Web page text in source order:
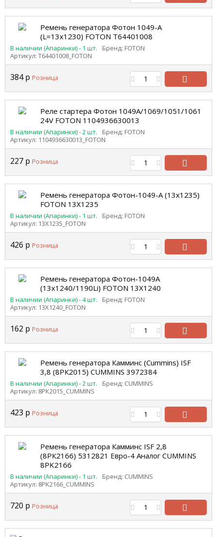
В
Ремень генератора Фотон 1049-А
(L=13х1230) FOTON Т64401008
В наличии (Апаринки) - 1 шт.
Бренд: FOTON
Артикул: Т64401008_FOTON
384р Розница
В
корзину
Реле стартера Фотон 1049А/1069/1051/1061
24V FOTON 1104936630013
В наличии (Апаринки) - 2 шт.
Бренд: FOTON
Артикул: 1104936630013_FOTON
227 р Розница
В
корзину
Ремень генератора Фотон-1049-А (13х1235)
FOTON 13Х1235
В наличии (Апаринки) - 1 шт.
Бренд: FOTON
Артикул: 13Х1235_FOTON
426 р Розница
В
Ремень генератора Фотон-1049А
(13х1240/1190Li) FOTON 13Х1240
В наличии (Апаринки) - 4 шт.
Бренд: FOTON
Артикул: 13Х1240_FOTON
162 р Розница
В
корзину
Ремень генератора Камминс (Cummins) ISF
3,8 (8РК2015) CUMMINS 3972384
В наличии (Апаринки) - 2 шт.
Бренд: CUMMINS
Артикул: 8РК2015_CUMMINS
423 р Розница
В
Ремень генератора Камминс ISF 2,8
(8РК2166) 5312821 Евро-4 Аналог CUMMINS
8PK2166
В наличии (Апаринки) - 1 шт.
Бренд: CUMMINS
Артикул: 8PK2166_CUMMINS
720 р Розница
В